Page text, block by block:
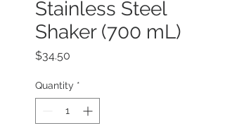
Stainless Steel
Shaker (700 mL)
$34.50
Quantity *